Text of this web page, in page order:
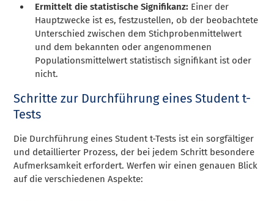
Ermittelt die statistische Signifikanz: Einer der
Hauptzwecke ist es, festzustellen, ob der beobachtete
Unterschied zwischen dem Stichprobenmittelwert
und dem bekannten oder angenommenen
Populationsmittelwert statistisch signifikant ist oder
nicht.
Schritte zur Durchführung eines Student t-
Tests
Die Durchführung eines Student t-Tests ist ein sorgfältiger
und detaillierter Prozess, der bei jedem Schritt besondere
Aufmerksamkeit erfordert. Werfen wir einen genauen Blick
auf die verschiedenen Aspekte: